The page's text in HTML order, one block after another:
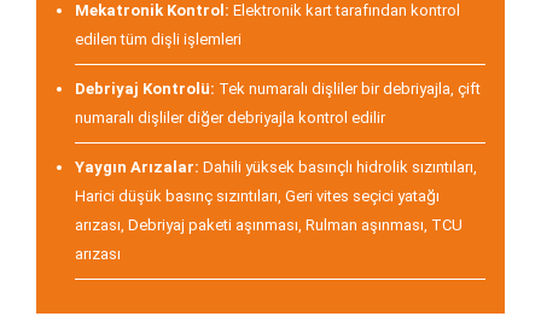
Mekatronik Kontrol: Elektronik kart tarafından kontrol
edilen tüm dişli işlemleri
Debriyaj Kontrolü: Tek numaralı dişliler bir debriyajla, çift
numaralı dişliler diğer debriyajla kontrol edilir
Yaygın Arızalar: Dahili yüksek basınçlı hidrolik sızıntıları,
Harici düşük basınç sızıntıları, Geri vites seçici yatağı
arızası, Debriyaj paketi aşınması, Rulman aşınması, TCU
arızası